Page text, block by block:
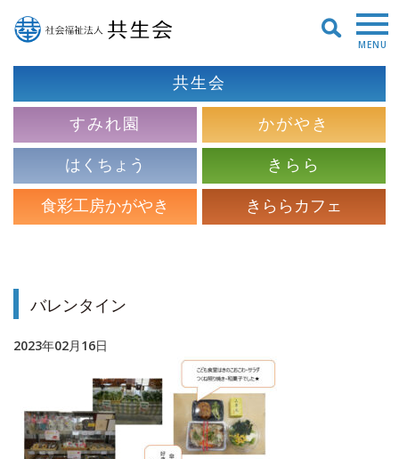
MENU
共生会
すみれ園
かがやき
はくちょう
きらら
食彩工房かがやき
きららカフェ
バレンタイン
2023年02月16日